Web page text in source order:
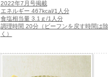
2022年7月号掲載
エネルギー 467kcal/1人分
食塩相当量 3.1ｇ/1人分
調理時間 20分（ビーフンを戻す時間は除
く）